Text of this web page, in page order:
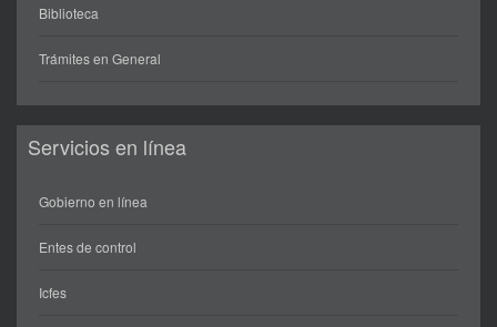
Biblioteca
Trámites en General
Servicios en línea
Gobierno en línea
Entes de control
Icfes